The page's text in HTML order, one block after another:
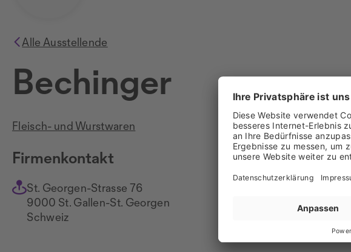
Alle Ausstellende
Bechinger
Fleisch- und Wurstwaren
Firmenkontakt
St. Georgen-Strasse 76
9000 St. Gallen-St. Georgen
Schweiz
www.bechinger.ch